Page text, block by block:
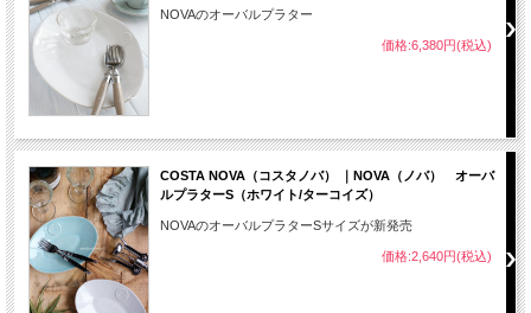
NOVAのオーバルプラター
価格:6,380円(税込)
COSTA NOVA（コスタノバ） ｜NOVA（ノバ） オーバ
ルプラターS（ホワイト/ターコイズ）
NOVAのオーバルプラターSサイズが新発売
価格:2,640円(税込)